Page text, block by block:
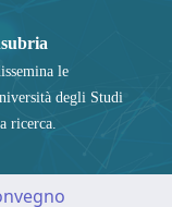
le
degli Studi
ricerca.